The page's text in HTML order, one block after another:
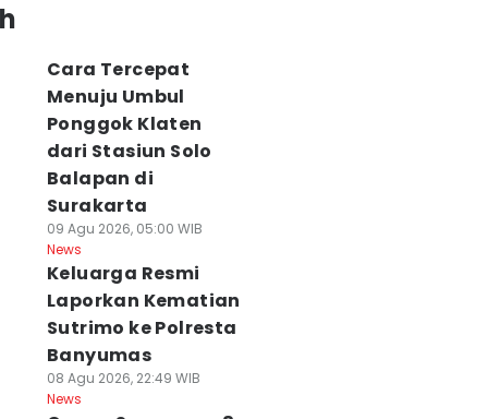
Cara Tercepat
Menuju Umbul
Ponggok Klaten
dari Stasiun Solo
Balapan di
Surakarta
09 Agu 2026, 05:00 WIB
News
Keluarga Resmi
Laporkan Kematian
Sutrimo ke Polresta
Banyumas
08 Agu 2026, 22:49 WIB
News